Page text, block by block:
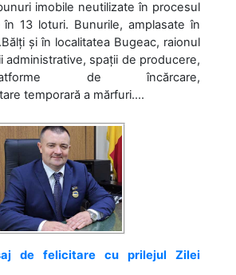
imobile neutilizate în procesul
13 loturi. Bunurile, amplasate în
și în localitatea Bugeac, raionul
administrative, spații de producere,
de încărcare,
temporară a mărfuri....
de felicitare cu prilejul Zilei